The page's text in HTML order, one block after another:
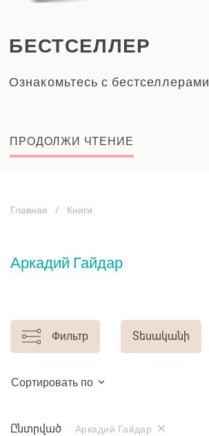
БЕСТСЕЛЛЕР
Ознакомьтесь с бестселлерами
ПРОДОЛЖИ ЧТЕНИЕ
Главная Книги
Аркадий Гайдар
Фильтр Տեսականի
Сортировать по
Ընտրված Аркадий Гайдар